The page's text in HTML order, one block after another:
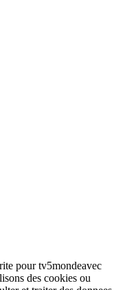
pour tv5mondeavec
des cookies ou